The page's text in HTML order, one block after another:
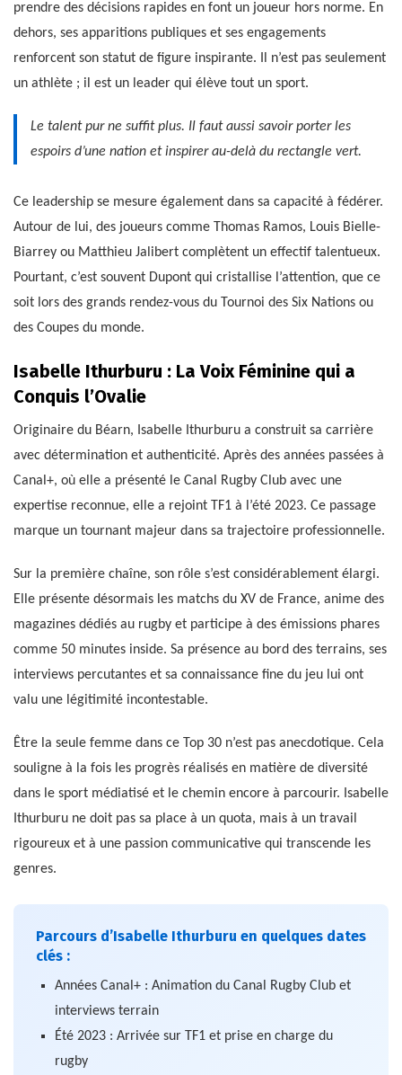
prendre des décisions rapides en font un joueur hors norme. En
dehors, ses apparitions publiques et ses engagements
renforcent son statut de figure inspirante. Il n’est pas seulement
un athlète ; il est un leader qui élève tout un sport.
Le talent pur ne suffit plus. Il faut aussi savoir porter les
espoirs d’une nation et inspirer au-delà du rectangle vert.
Ce leadership se mesure également dans sa capacité à fédérer.
Autour de lui, des joueurs comme Thomas Ramos, Louis Bielle-
Biarrey ou Matthieu Jalibert complètent un effectif talentueux.
Pourtant, c’est souvent Dupont qui cristallise l’attention, que ce
soit lors des grands rendez-vous du Tournoi des Six Nations ou
des Coupes du monde.
Isabelle Ithurburu : La Voix Féminine qui a
Conquis l’Ovalie
Originaire du Béarn, Isabelle Ithurburu a construit sa carrière
avec détermination et authenticité. Après des années passées à
Canal+, où elle a présenté le Canal Rugby Club avec une
expertise reconnue, elle a rejoint TF1 à l’été 2023. Ce passage
marque un tournant majeur dans sa trajectoire professionnelle.
Sur la première chaîne, son rôle s’est considérablement élargi.
Elle présente désormais les matchs du XV de France, anime des
magazines dédiés au rugby et participe à des émissions phares
comme 50 minutes inside. Sa présence au bord des terrains, ses
interviews percutantes et sa connaissance fine du jeu lui ont
valu une légitimité incontestable.
Être la seule femme dans ce Top 30 n’est pas anecdotique. Cela
souligne à la fois les progrès réalisés en matière de diversité
dans le sport médiatisé et le chemin encore à parcourir. Isabelle
Ithurburu ne doit pas sa place à un quota, mais à un travail
rigoureux et à une passion communicative qui transcende les
genres.
Parcours d’Isabelle Ithurburu en quelques dates
clés :
Années Canal+ : Animation du Canal Rugby Club et
interviews terrain
Été 2023 : Arrivée sur TF1 et prise en charge du
rugby